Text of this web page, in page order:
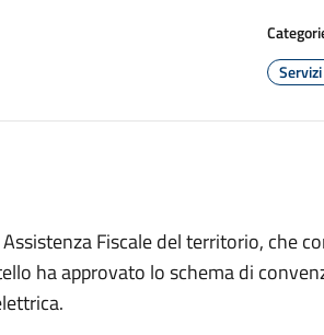
Fiscale del territorio, che
ha approvato lo schema di